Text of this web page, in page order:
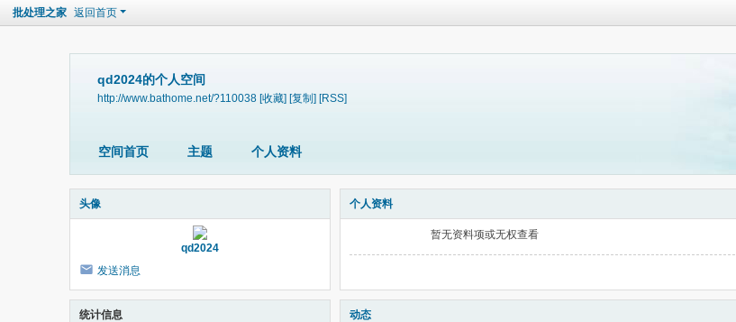
批处理之家 返回首页
qd2024的个人空间
http://www.bathome.net/?110038 [收藏] [复制] [RSS]
空间首页 主题 个人资料
头像
qd2024
发送消息
统计信息
个人资料
暂无资料项或无权查看
动态